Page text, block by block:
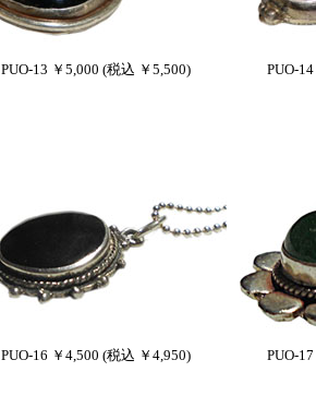
PUO-13 ￥5,000 (税込 ￥5,500) PUO-
PUO-16 ￥4,500 (税込 ￥4,950) PUO-